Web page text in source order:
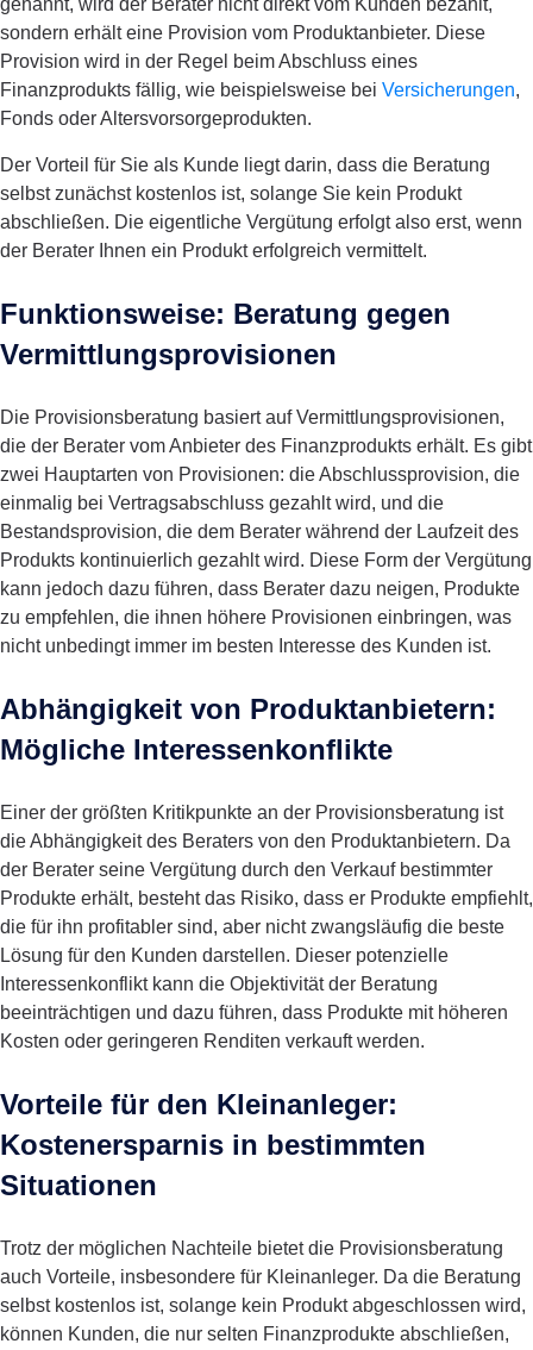
sondern erhält eine Provision vom Produktanbieter. Diese
Provision wird in der Regel beim Abschluss eines
Finanzprodukts fällig, wie beispielsweise bei Versicherungen,
Fonds oder Altersvorsorgeprodukten.
Der Vorteil für Sie als Kunde liegt darin, dass die Beratung
selbst zunächst kostenlos ist, solange Sie kein Produkt
abschließen. Die eigentliche Vergütung erfolgt also erst, wenn
der Berater Ihnen ein Produkt erfolgreich vermittelt.
Funktionsweise: Beratung gegen
Vermittlungsprovisionen
Die Provisionsberatung basiert auf Vermittlungsprovisionen,
die der Berater vom Anbieter des Finanzprodukts erhält. Es gibt
zwei Hauptarten von Provisionen: die Abschlussprovision, die
einmalig bei Vertragsabschluss gezahlt wird, und die
Bestandsprovision, die dem Berater während der Laufzeit des
Produkts kontinuierlich gezahlt wird. Diese Form der Vergütung
kann jedoch dazu führen, dass Berater dazu neigen, Produkte
zu empfehlen, die ihnen höhere Provisionen einbringen, was
nicht unbedingt immer im besten Interesse des Kunden ist.
Abhängigkeit von Produktanbietern:
Mögliche Interessenkonflikte
Einer der größten Kritikpunkte an der Provisionsberatung ist
die Abhängigkeit des Beraters von den Produktanbietern. Da
der Berater seine Vergütung durch den Verkauf bestimmter
Produkte erhält, besteht das Risiko, dass er Produkte empfiehlt,
die für ihn profitabler sind, aber nicht zwangsläufig die beste
Lösung für den Kunden darstellen. Dieser potenzielle
Interessenkonflikt kann die Objektivität der Beratung
beeinträchtigen und dazu führen, dass Produkte mit höheren
Kosten oder geringeren Renditen verkauft werden.
Vorteile für den Kleinanleger:
Kostenersparnis in bestimmten
Situationen
Trotz der möglichen Nachteile bietet die Provisionsberatung
auch Vorteile, insbesondere für Kleinanleger. Da die Beratung
selbst kostenlos ist, solange kein Produkt abgeschlossen wird,
können Kunden, die nur selten Finanzprodukte abschließen,